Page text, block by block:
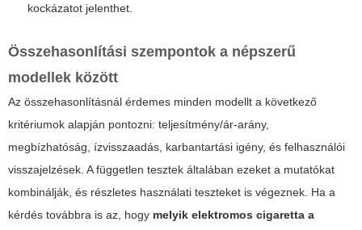
kockázatot jelenthet.
Összehasonlítási szempontok a népszerű
modellek között
Az összehasonlításnál érdemes minden modellt a következő
kritériumok alapján pontozni: teljesítmény/ár-arány,
megbízhatóság, ízvisszaadás, karbantartási igény, és felhasználói
visszajelzések. A független tesztek általában ezeket a mutatókat
kombinálják, és részletes használati teszteket is végeznek. Ha a
kérdés továbbra is az, hogy melyik elektromos cigaretta a